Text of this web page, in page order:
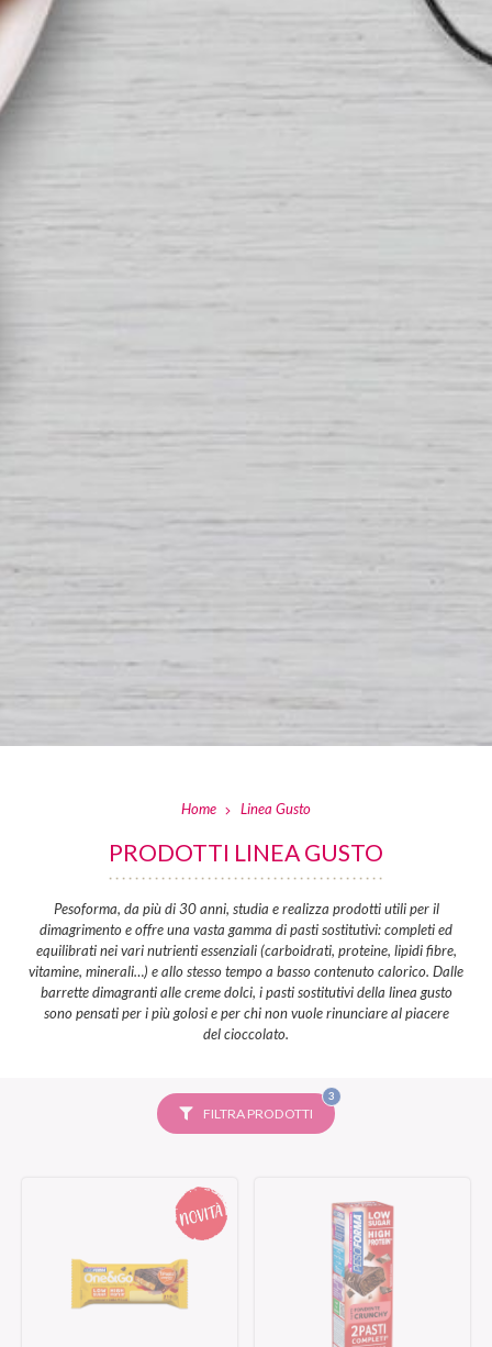
Home Linea Gusto
PRODOTTI LINEA GUSTO
Pesoforma, da più di 30 anni, studia e realizza prodotti utili per il
dimagrimento e offre una vasta gamma di pasti sostitutivi: completi ed
equilibrati nei vari nutrienti essenziali (carboidrati, proteine, lipidi fibre,
vitamine, minerali…) e allo stesso tempo a basso contenuto calorico. Dalle
barrette dimagranti alle creme dolci, i pasti sostitutivi della linea gusto
sono pensati per i più golosi e per chi non vuole rinunciare al piacere
del cioccolato.
FILTRA PRODOTTI
3FILTRI
SELEZIONATI